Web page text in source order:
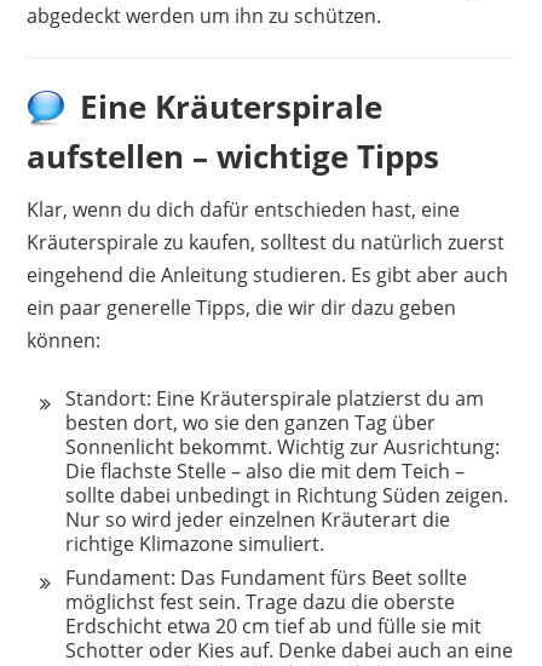
abgedeckt werden um ihn zu schützen.
Eine Kräuterspirale
aufstellen – wichtige Tipps
Klar, wenn du dich dafür entschieden hast, eine
Kräuterspirale zu kaufen, solltest du natürlich zuerst
eingehend die Anleitung studieren. Es gibt aber auch
ein paar generelle Tipps, die wir dir dazu geben
können:
Standort: Eine Kräuterspirale platzierst du am
besten dort, wo sie den ganzen Tag über
Sonnenlicht bekommt. Wichtig zur Ausrichtung:
Die flachste Stelle – also die mit dem Teich –
sollte dabei unbedingt in Richtung Süden zeigen.
Nur so wird jeder einzelnen Kräuterart die
richtige Klimazone simuliert.
Fundament: Das Fundament fürs Beet sollte
möglichst fest sein. Trage dazu die oberste
Erdschicht etwa 20 cm tief ab und fülle sie mit
Schotter oder Kies auf. Denke dabei auch an eine